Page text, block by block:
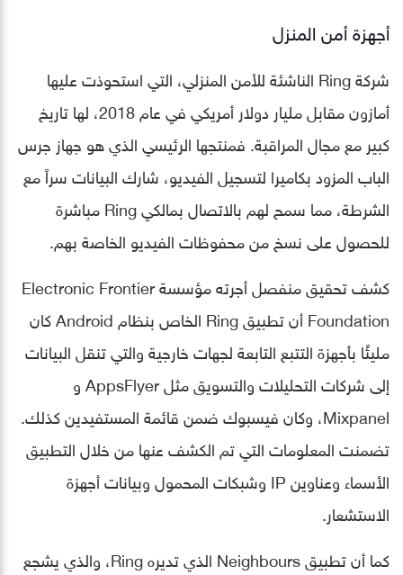
أجهزة أمن المنزل
شركة Ring الناشئة للأمن المنزلي، التي استحوذت عليها
أمازون مقابل مليار دولار أمريكي في عام 2018، لها تاريخ
كبير مع مجال المراقبة. فمنتجها الرئيسي الذي هو جهاز جرس
الباب المزود بكاميرا لتسجيل الفيديو، شارك البيانات سراً مع
الشرطة، مما سمح لهم بالاتصال بمالكي Ring مباشرة
للحصول على نسخ من محفوظات الفيديو الخاصة بهم.
كشف تحقيق منفصل أجرته مؤسسة Electronic Frontier
Foundation أن تطبيق Ring الخاص بنظام Android كان
مليئًا بأجهزة التتبع التابعة لجهات خارجية والتي تنقل البيانات
إلى شركات التحليلات والتسويق مثل AppsFlyer و
Mixpanel، وكان فيسبوك ضمن قائمة المستفيدين كذلك.
تضمنت المعلومات التي تم الكشف عنها من خلال التطبيق
الأسماء وعناوين IP وشبكات المحمول وبيانات أجهزة
الاستشعار.
كما أن تطبيق Neighbours الذي تديره Ring، والذي يشجع